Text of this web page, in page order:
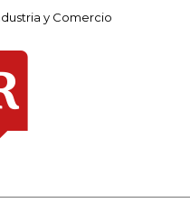
y Comercio